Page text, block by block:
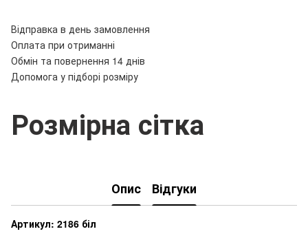
Відправка в день замовлення
Оплата при отриманні
Обмін та повернення 14 днів
Допомога у підборі розміру
Розмірна сітка
Опис Відгуки
Артикул: 2186 біл